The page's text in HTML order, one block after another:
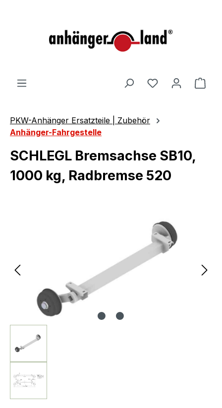
PKW-Anhänger Ersatzteile | Zubehör
Anhänger-Fahrgestelle
SCHLEGL Bremsachse SB10,
1000 kg, Radbremse 520